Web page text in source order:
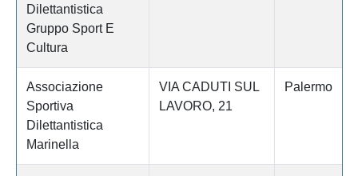
Dilettantistica
Gruppo Sport E
Cultura
Associazione
Sportiva
Dilettantistica
Marinella
VIA CADUTI SUL
LAVORO, 21
Palermo